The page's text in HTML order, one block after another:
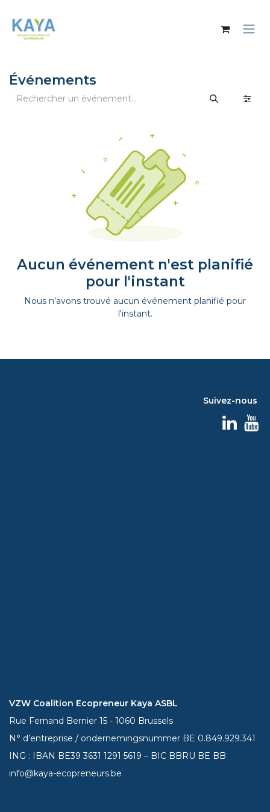
Événements
Aucun événement n'est planifié
pour l'instant
Nous n'avons trouvé aucun événement planifié pour
l'instant.
Suivez-nous
VZW Coalition Ecopreneur Kaya ASBL
Rue Fernand Bernier 15 - 1060 Brussels
N° d’entreprise / ondernemingsnummer BE 0.849.929.341
ING : IBAN BE393631 1291 5619 – BIC BBRU BE BB
info@kaya-ecopreneurs.be